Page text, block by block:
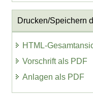
Drucken/Speichern
HTML-
Vorschrift als PDF
Anlagen als PDF